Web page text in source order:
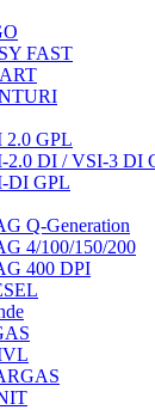
FAST
2.0 GPL
2.0 DI / VSI-3 DI
DI GPL
Q-Generation
4/100/150/200
400 DPI